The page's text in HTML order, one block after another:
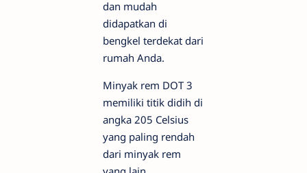
dan mudah
didapatkan di
bengkel terdekat dari
rumah Anda.
Minyak rem DOT 3
memiliki titik didih di
angka 205 Celsius
yang paling rendah
dari minyak rem